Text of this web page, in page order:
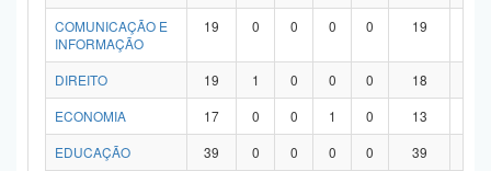
COMUNICAÇÃO E
INFORMAÇÃO
19 0 0 0 0 19
DIREITO 19 1 0 0 0 18
ECONOMIA
17 0 0 1 0 13
EDUCAÇÃO
39 0 0 0 0 39